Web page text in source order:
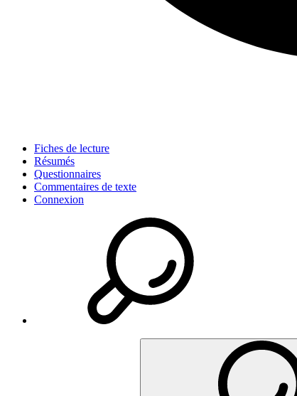
Fiches de lecture
Résumés
Questionnaires
Commentaires de texte
Connexion